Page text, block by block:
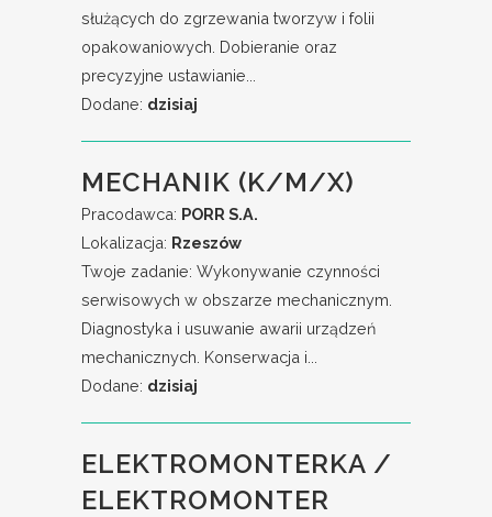
służących do zgrzewania tworzyw i folii
opakowaniowych. Dobieranie oraz
precyzyjne ustawianie...
Dodane: dzisiaj
MECHANIK (K/M/X)
Pracodawca: PORR S.A.
Lokalizacja: Rzeszów
Twoje zadanie: Wykonywanie czynności
serwisowych w obszarze mechanicznym.
Diagnostyka i usuwanie awarii urządzeń
mechanicznych. Konserwacja i...
Dodane: dzisiaj
ELEKTROMONTERKA /
ELEKTROMONTER